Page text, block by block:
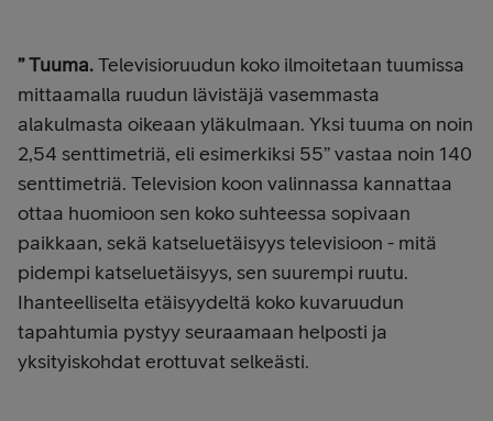
” Tuuma.Televisioruudun koko ilmoitetaan tuumissa
mittaamalla ruudun lävistäjä vasemmasta
alakulmasta oikeaan yläkulmaan. Yksi tuuma on noin
2,54 senttimetriä, eli esimerkiksi 55” vastaa noin 140
senttimetriä. Television koon valinnassa kannattaa
ottaa huomioon sen koko suhteessa sopivaan
paikkaan, sekä katseluetäisyys televisioon - mitä
pidempi katseluetäisyys, sen suurempi ruutu.
Ihanteelliselta etäisyydeltä koko kuvaruudun
tapahtumia pystyy seuraamaan helposti ja
yksityiskohdat erottuvat selkeästi.